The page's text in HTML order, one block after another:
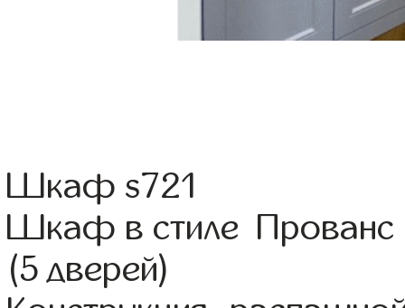
Шкаф s721
Шкаф в стиле Прованс
(5 дверей)